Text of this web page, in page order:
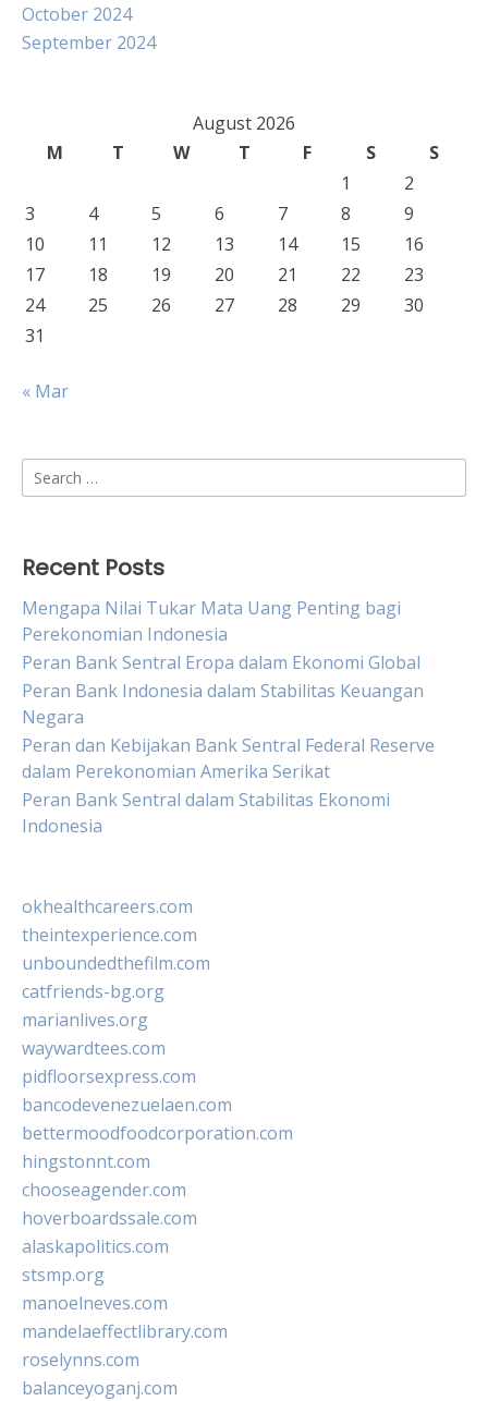
October 2024
September 2024
August 2026
M
T W T F S
S
1
2
3
4 5 6 7 8
9
10
11 12 13 14 15
16
17
18 19 20 21 22
23
24
25 26 27 28 29
30
31
« Mar
Search
for:
Recent Posts
Mengapa Nilai Tukar Mata Uang Penting bagi
Perekonomian Indonesia
Peran Bank Sentral Eropa dalam Ekonomi Global
Peran Bank Indonesia dalam Stabilitas Keuangan
Negara
Peran dan Kebijakan Bank Sentral Federal Reserve
dalam Perekonomian Amerika Serikat
Peran Bank Sentral dalam Stabilitas Ekonomi
Indonesia
okhealthcareers.com
theintexperience.com
unboundedthefilm.com
catfriends-bg.org
marianlives.org
waywardtees.com
pidfloorsexpress.com
bancodevenezuelaen.com
bettermoodfoodcorporation.com
hingstonnt.com
chooseagender.com
hoverboardssale.com
alaskapolitics.com
stsmp.org
manoelneves.com
mandelaeffectlibrary.com
roselynns.com
balanceyoganj.com